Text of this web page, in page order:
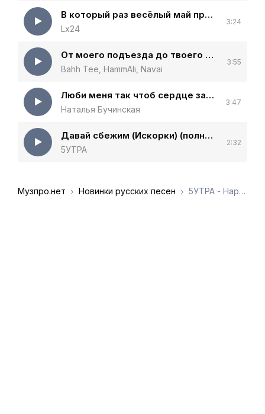
В который раз весёлый май приходит в сонный мир
Lx24
3:24
От моего подъезда до твоего подъезда
Bahh Tee, HammAli, Navai
3:55
Люби меня так чтоб сердце забилось
Наталья Бучинская
3:47
Давай сбежим (Искорки) (полная версия)
5УТРА
2:32
Музпро.нет Новинки русских песен 5УТРА - Нарву цветов в палисаднике у подъезда